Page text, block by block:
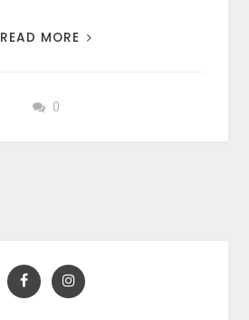
READ MORE
0